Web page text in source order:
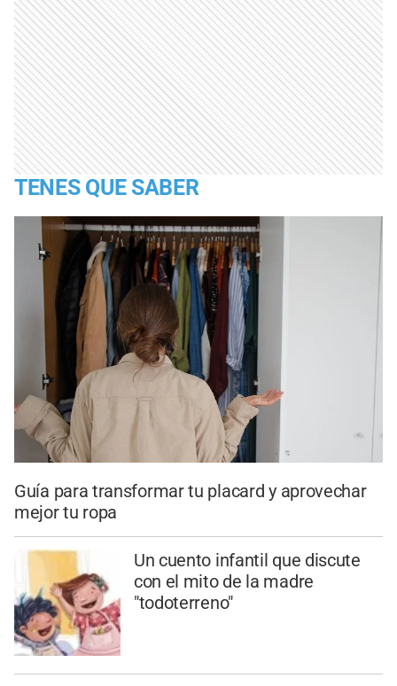
TENES QUE SABER
Guía para transformar tu placard y aprovechar
mejor tu ropa
Un cuento infantil que discute
con el mito de la madre
"todoterreno"